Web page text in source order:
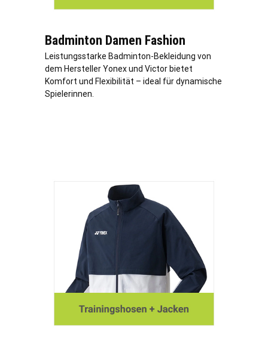
Badminton Damen Fashion
Leistungsstarke Badminton-Bekleidung von
dem Hersteller Yonex und Victor bietet
Komfort und Flexibilität – ideal für dynamische
Spielerinnen.